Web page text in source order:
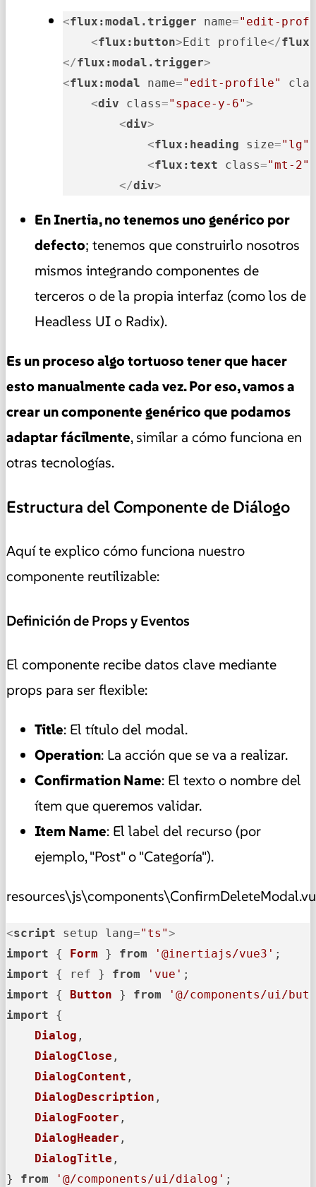
<flux:modal.trigger name="edit-
<flux:button>Edit profile</
</flux:modal.trigger>
<flux:modal name="edit-profile"
<div class="space-y-6">
<div>
<flux:heading size="lg"
<flux:text class="mt-2"
</div>
En Inertia, no tenemos uno genérico por
defecto; tenemos que construirlo nosotros
mismos integrando componentes de
terceros o de la propia interfaz (como los de
Headless UI o Radix).
Es un proceso algo tortuoso tener que hacer
esto manualmente cada vez. Por eso, vamos a
crear un componente genérico que podamos
adaptar fácilmente, similar a cómo funciona en
otras tecnologías.
Estructura del Componente de Diálogo
Aquí te explico cómo funciona nuestro
componente reutilizable:
Definición de Props y Eventos
El componente recibe datos clave mediante
props para ser flexible:
Title: El título del modal.
Operation: La acción que se va a realizar.
Confirmation Name: El texto o nombre del
ítem que queremos validar.
Item Name: El label del recurso (por
ejemplo, "Post" o "Categoría").
<script setup lang="ts">
import { Form } from '@inertiajs/vue3'
import { ref } from 'vue'
import { Button } from
'@/components/ui/
import {
Dialog ,
DialogClose ,
DialogContent ,
DialogDescription ,
DialogFooter ,
DialogHeader ,
DialogTitle ,
} from '@/components/ui/dialog' ;